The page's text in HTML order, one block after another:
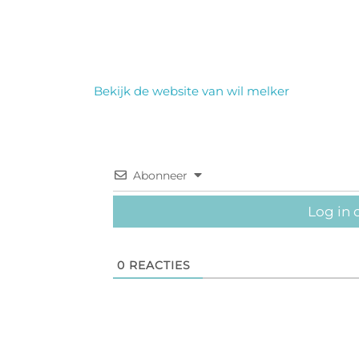
Bekijk de website van wil melker
Abonneer
Log in
0 REACTIES